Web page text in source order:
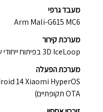
מעבד גרפי
Arm Mali-G615 MC6
מערכת קירור
3D IceLoop בפיתוח ייחודי של Xiaomi
מערכת הפעלה
OTA תקופתיים)